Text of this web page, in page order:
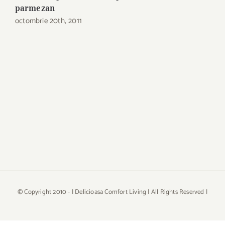
parmezan
octombrie 20th, 2011
© Copyright 2010 - | Delicioasa Comfort Living | All Rights Reserved |